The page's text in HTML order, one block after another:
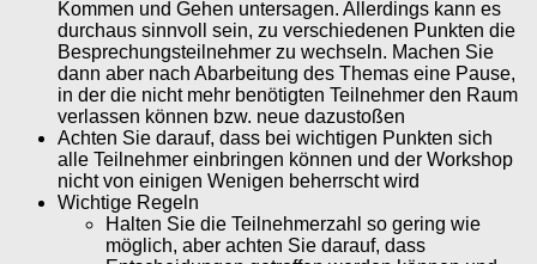
Kommen und Gehen untersagen. Allerdings kann es
durchaus sinnvoll sein, zu verschiedenen Punkten die
Besprechungsteilnehmer zu wechseln. Machen Sie
dann aber nach Abarbeitung des Themas eine Pause,
in der die nicht mehr benötigten Teilnehmer den Raum
verlassen können bzw. neue dazustoßen
Achten Sie darauf, dass bei wichtigen Punkten sich
alle Teilnehmer einbringen können und der Workshop
nicht von einigen Wenigen beherrscht wird
Wichtige Regeln
Halten Sie die Teilnehmerzahl so gering wie
möglich, aber achten Sie darauf, dass